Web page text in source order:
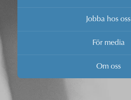
Jobba hos oss
För media
Om oss